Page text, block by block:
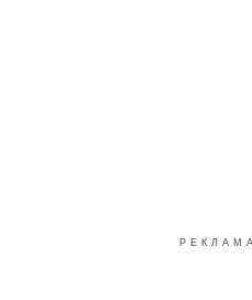
РЕКЛАМА